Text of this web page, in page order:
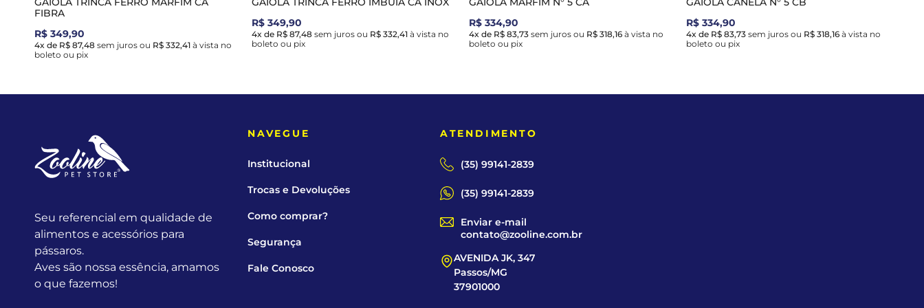
FIBRA
R$ 349,90
4x de R$ 87,48 sem juros ou R$ 332,41 à vista no
boleto ou pix
R$ 349,90
4x de R$ 87,48 sem juros ou R$ 332,41 à vista no
boleto ou pix
R$ 334,90
4x de R$ 83,73 sem juros ou R$ 318,16 à vista no
boleto ou pix
R$ 334,90
4x de R$ 83,73 sem juros ou R$ 318,16 à vista no
boleto ou pix
Seu referencial em qualidade de
alimentos e acessórios para
pássaros.
Aves são nossa essência, amamos
o que fazemos!
NAVEGUE
Institucional
Trocas e Devoluções
Como comprar?
Segurança
Fale Conosco
ATENDIMENTO
(35) 99141-2839
(35) 99141-2839
Enviar e-mail
contato@zooline.com.br
AVENIDA JK, 347
Passos/MG
37901000